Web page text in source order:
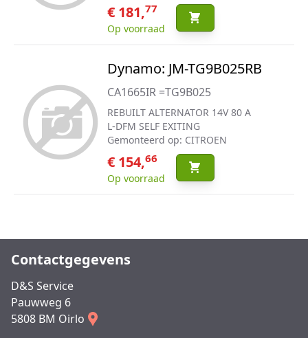
€ 181,77
Op voorraad
Dynamo: JM-TG9B025RB
CA1665IR =TG9B025
REBUILT ALTERNATOR 14V 80 A
L-DFM SELF EXITING
Gemonteerd op: CITROEN
€ 154,66
Op voorraad
Contactgegevens
D&S Service
Pauwweg 6
5808 BM Oirlo